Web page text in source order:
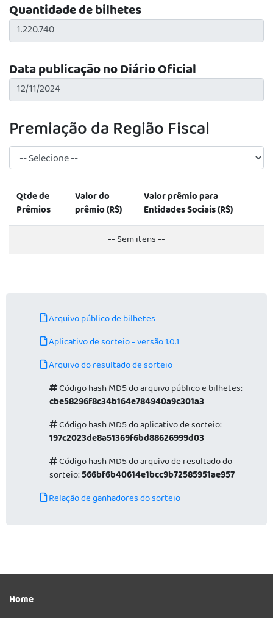
Quantidade de bilhetes
Data publicação no Diário Oficial
Premiação da Região Fiscal
Qtde de
Prêmios
Valor do
prêmio (R$)
Valor prêmio para
Entidades Sociais (R$)
-- Sem itens --
Arquivo público de bilhetes
Aplicativo de sorteio - versão 1.0.1
Arquivo do resultado de sorteio
Código hash MD5 do arquivo público e bilhetes:
cbe58296f8c34b164e784940a9c301a3
Código hash MD5 do aplicativo de sorteio:
197c2023de8a51369f6bd88626999d03
Código hash MD5 do arquivo de resultado do
sorteio:566bf6b40614e1bcc9b72585951ae957
Relação de ganhadores do sorteio
Home